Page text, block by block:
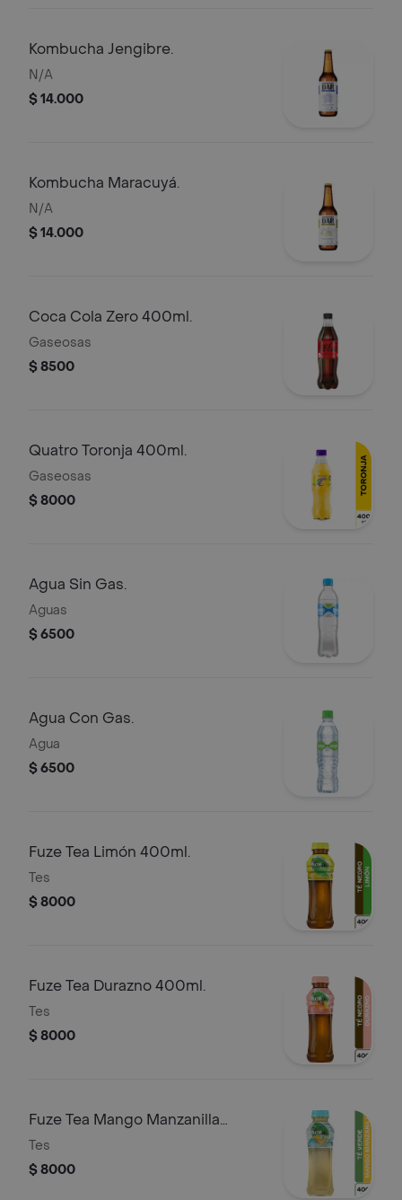
Kombucha Jengibre.
N/A
$ 14.000
Kombucha Maracuyá.
N/A
$ 14.000
Coca Cola Zero 400ml.
Gaseosas
$ 8500
Quatro Toronja 400ml.
Gaseosas
$ 8000
Agua Sin Gas.
Aguas
$ 6500
Agua Con Gas.
Agua
$ 6500
Fuze Tea Limón 400ml.
Tes
$ 8000
Fuze Tea Durazno 400ml.
Tes
$ 8000
Fuze Tea Mango Manzanilla
400ml.
Tes
$ 8000